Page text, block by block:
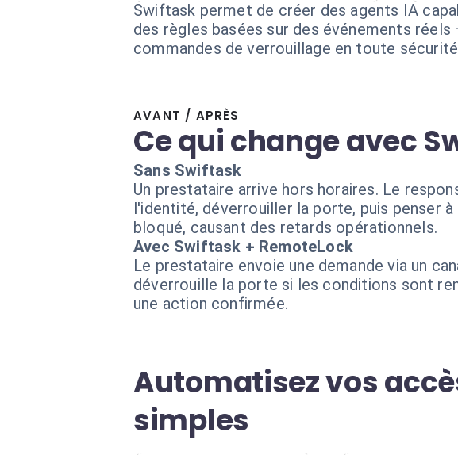
Swiftask permet de créer des agents IA
des règles basées sur des événements
commandes de verrouillage en toute
AVANT / APRÈS
Ce qui change avec
Sans Swiftask
Un prestataire arrive hors horaires. Le
l'identité, déverrouiller la porte, puis penser
bloqué, causant des retards opérationnels.
Avec Swiftask + RemoteLock
Le prestataire envoie une demande via un
déverrouille la porte si les conditions sont
une action confirmée.
Automatisez vos
simples